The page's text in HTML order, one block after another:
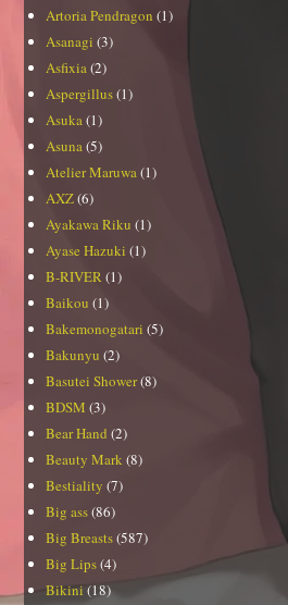
Artoria Pendragon (1)
Asanagi (3)
Asfixia(2)
Aspergillus(1)
Asuka(1)
Asuna(5)
Atelier Maruwa(1)
AXZ(6)
Ayakawa Riku (1)
Ayase Hazuki (1)
B-RIVER (1)
Baikou (1)
Bakemonogatari (5)
Bakunyu (2)
Basutei Shower(8)
BDSM (3)
Bear Hand (2)
Beauty Mark (8)
Bestiality (7)
Big ass(86)
Big Breasts(587)
Big Lips(4)
Bikini (18)